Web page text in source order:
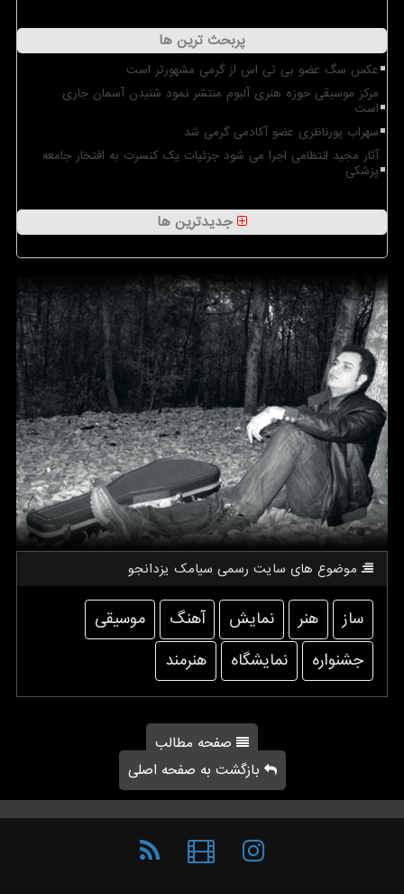
پربحث ترین ها
عکس سگ عضو بی تی اس از گرمی مشهورتر است
مرکز موسیقی حوزه هنری آلبوم منتشر نمود شنیدن آسمان جاری
است
سهراب پورناظری عضو آکادمی گرمی شد
آثار مجید انتظامی اجرا می شود جزئیات یک کنسرت به افتخار جامعه
پزشکی
جدیدترین ها
موضوع های سایت رسمی سیامك یزدانجو
ساز هنر نمایش آهنگ
موسیقی
جشنواره
نمایشگاه هنرمند
صفحه مطالب
بازگشت به صفحه اصلی